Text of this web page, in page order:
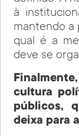
à
mantendo a
qual é a
deve se
cultura
públicos,
deixa para